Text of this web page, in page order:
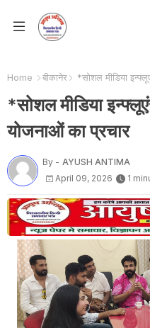
Home बीकानेर *सोशल मीडिया
*सोशल मीडिया
योजनाओं का प्रचार
By - AYUSH ANTIMA
April 09, 2026
1